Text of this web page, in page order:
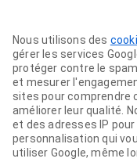
Nous utilisons des
gérer les services
protéger contre le
et mesurer
sites pour comprendre
améliorer leur qualité.
et des adresses IP
personnalisation qui
utiliser Google, même